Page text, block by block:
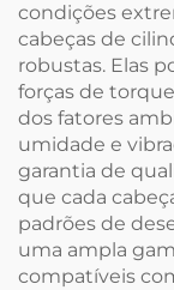
condições
cabeças de
robustas. Elas
forças de
dos fatores
umidade e
garantia de
que cada
padrões de
uma ampla
compatíveis